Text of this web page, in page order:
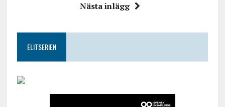
Nästa inlägg
ELITSERIEN